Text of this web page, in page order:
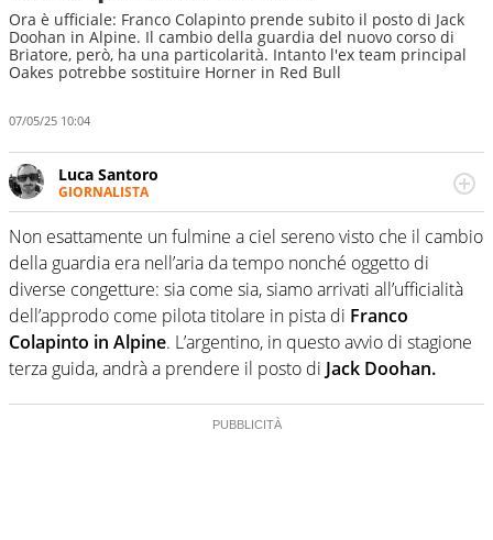
Ora è ufficiale: Franco Colapinto prende subito il posto di Jack
Doohan in Alpine. Il cambio della guardia del nuovo corso di
Briatore, però, ha una particolarità. Intanto l'ex team principal
Oakes potrebbe sostituire Horner in Red Bull
07/05/25 10:04
Luca Santoro
GIORNALISTA
Esperto di Motorsport ma, più in generale, appassionato
di tutto ciò che sia Sport, anche senza il Motor. Dà il
meglio di sé quando la strada fa largo alle due o alle
quattro ruote
Non esattamente un fulmine a ciel sereno visto che il cambio
della guardia era nell’aria da tempo nonché oggetto di
diverse congetture: sia come sia, siamo arrivati all’ufficialità
dell’approdo come pilota titolare in pista di Franco
Colapinto in Alpine. L’argentino, in questo avvio di stagione
terza guida, andrà a prendere il posto di Jack Doohan.